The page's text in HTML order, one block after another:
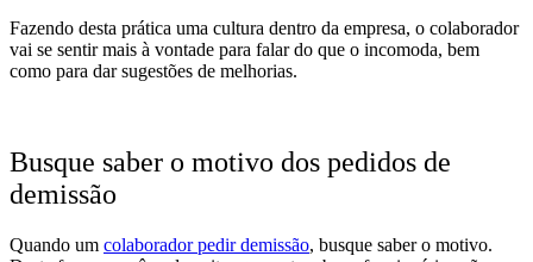
Fazendo desta prática uma cultura dentro da empresa, o colaborador
vai se sentir mais à vontade para falar do que o incomoda, bem
como para dar sugestões de melhorias.
Busque saber o motivo dos pedidos de
demissão
Quando um colaborador pedir demissão, busque saber o motivo.